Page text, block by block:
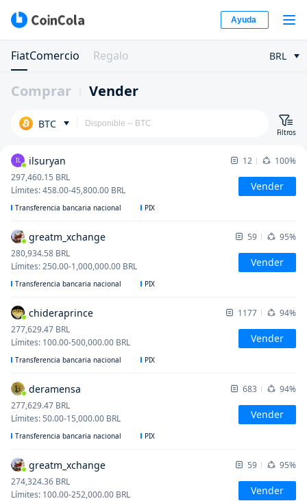
Ayuda
FiatComercio Regalo BRL
Comprar Vender
BTC
Filtros
IL ilsuryan 12
100%
297,460.15 BRL
Límites:458.00-45,800.00 BRL Vender
Transferencia bancaria nacional PIX
greatm_xchange 59
95%
280,934.58 BRL
Límites:250.00-1,000,000.00 BRL Vender
Transferencia bancaria nacional PIX
chideraprince 1177
94%
277,629.47 BRL
Límites: 100.00-500,000.00 BRL Vender
Transferencia bancaria nacional PIX
deramensa 683
94%
277,629.47 BRL
Límites:50.00-15,000.00 BRL Vender
Transferencia bancaria nacional PIX
greatm_xchange 59
95%
274,324.36 BRL
Límites: 100.00-252,000.00 BRL Vender